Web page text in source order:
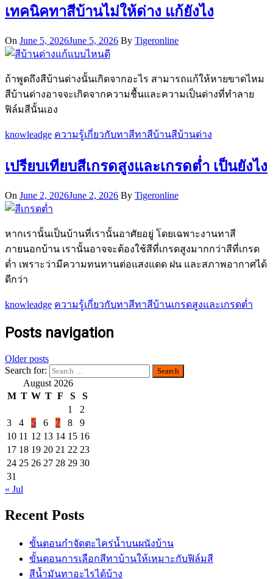
เทคนิคทาสีบ้านไม่ให้ด่าง แก้ยังไง
On June 5, 2026June 5, 2026 By Tigeronline
ถ้าพูดถึงสีบ้านด่างนั้นเกิดจากอะไร สามารถแก้ให้หายขาดไหม
สีบ้านด่างอาจจะเกิดจากความชื้นและความเป็นด่างที่ทำลาย
ฟิล์มสีนั้นเอง
knowleadge ความรู้เกี่ยวกับทาสีทาสีบ้านสีบ้านด่าง
เปรียบเทียบสีเกรดสูงและเกรดต่ำ เป็นยังไง
On June 2, 2026June 2, 2026 By Tigeronline
หากเรานั้นเป็นบ้านที่เรานั้นอาศัยอยู่ โดยเฉพาะงานทาสี
ภายนอกบ้าน เรานั้นอาจจะต้องใช้สีที่เกรดสูงมากกว่าสีที่เกรด
ต่ำ เพราะว่ามีความทนทานต่อแสงแดด ฝน และสภาพอากาศได้
ดีกว่า
knowleadge ความรู้เกี่ยวกับทาสีทาสีบ้านเกรดสูงและเกรดต่ำ
Posts navigation
Older posts
Search for:
August 2026
M T W T F S
S
1
2
3
4 5 6 7 8
9
10 11 12 13 14 15 16
17 18 19 20 21 22 23
24 25 26 27 28 29 30
31
« Jul
Recent Posts
ขั้นตอนกำจัดตะไคร่น้ำบนผนังบ้าน
ขั้นตอนการเลือกสีทาบ้านให้เหมาะกับฟิล์มสี
สีน้ำมันทาอะไรได้บ้าง